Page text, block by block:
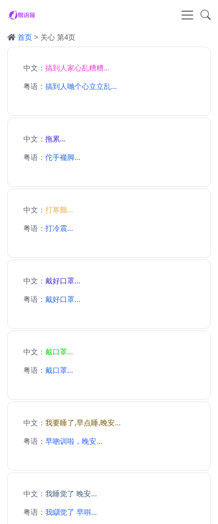
首页 > 关心 第4页
中文： 搞到人家心乱糟糟...
粤语： 搞到人哋个心立立乱...
中文： 拖累...
粤语： 佗手褦脚...
中文： 打寒颤...
粤语： 打冷震...
中文： 戴好口罩...
粤语： 戴好口罩...
中文： 戴口罩...
粤语： 戴口罩...
中文： 我要睡了,早点睡,晚安...
粤语： 早啲训啦，晚安...
中文： 我睡觉了 晚安...
粤语： 我瞓觉了 早唞...